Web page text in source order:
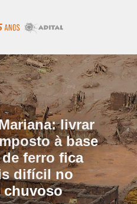
livrar
à base
ferro fica
difícil no